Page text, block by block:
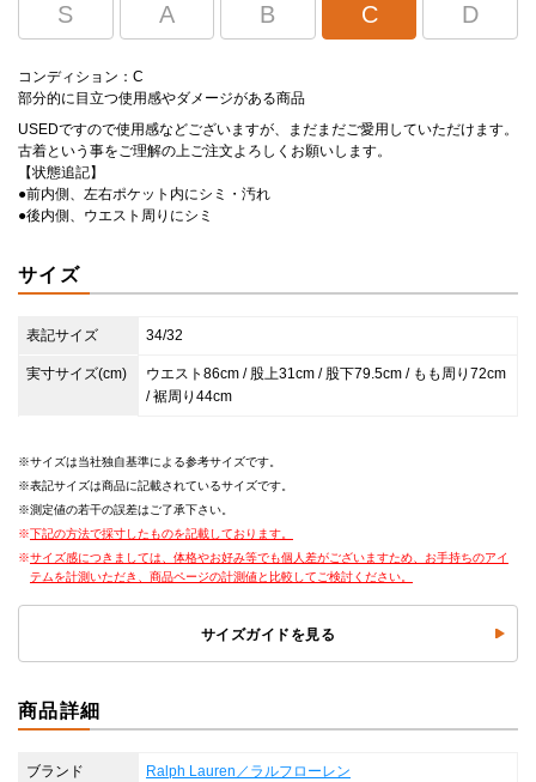
S A B C D
コンディション：C
部分的に目立つ使用感やダメージがある商品
USEDですので使用感などございますが、まだまだご愛用していただけます。
古着という事をご理解の上ご注文よろしくお願いします。
【状態追記】
●前内側、左右ポケット内にシミ・汚れ
●後内側、ウエスト周りにシミ
サイズ
表記サイズ 34/32
実寸サイズ(cm)
ウエスト86cm / 股上31cm / 股下79.5cm / もも周り72cm
/ 裾周り44cm
サイズは当社独自基準による参考サイズです。
表記サイズは商品に記載されているサイズです。
測定値の若干の誤差はご了承下さい。
下記の方法で採寸したものを記載しております。
サイズ感につきましては、体格やお好み等でも個人差がございますため、お手持ちのアイ
テムを計測いただき、商品ページの計測値と比較してご検討ください。
サイズガイドを見る
商品詳細
ブランド Ralph Lauren／ラルフローレン